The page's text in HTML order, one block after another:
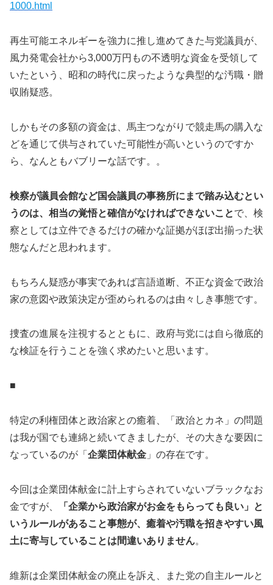
1000.html
再生可能エネルギーを強力に推し進めてきた与党議員が、
風力発電会社から3,000万円もの不透明な資金を受領して
いたという、昭和の時代に戻ったような典型的な汚職・贈
収賄疑惑。
しかもその多額の資金は、馬主つながりで競走馬の購入な
どを通じて供与されていた可能性が高いというのですか
ら、なんともバブリーな話です。。
検察が議員会館など国会議員の事務所にまで踏み込むとい
うのは、相当の覚悟と確信がなければできないことで、検
察としては立件できるだけの確かな証拠がほぼ出揃った状
態なんだと思われます。
もちろん疑惑が事実であれば言語道断、不正な資金で政治
家の意図や政策決定が歪められるのは由々しき事態です。
捜査の進展を注視するとともに、政府与党には自ら徹底的
な検証を行うことを強く求めたいと思います。
■
特定の利権団体と政治家との癒着、「政治とカネ」の問題
は我が国でも連綿と続いてきましたが、その大きな要因に
なっているのが「 企業団体献金 」の存在です。
今回は企業団体献金に計上すらされていないブラックなお
金ですが、
「企業から政治家がお金をもらっても良い」と
いうルールがあること事態が、癒着や汚職を招きやすい風
土に寄与していることは間違いありません。
維新は企業団体献金の廃止を訴え、また党の自主ルールと